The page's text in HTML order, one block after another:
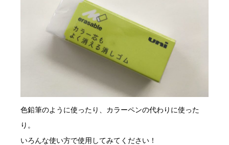
色鉛筆のように使ったり、カラーペンの代わりに使った
り。
いろんな使い方で使用してみてください！